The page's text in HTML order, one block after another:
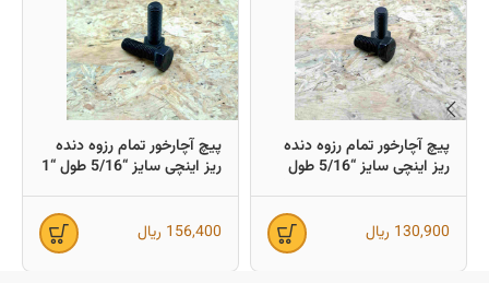
پیچ آچارخور تمام رزوه دنده
ریز اینچی سایز “5/16 طول
130,900 ریال
پیچ آچارخور تمام رزوه دنده
ریز اینچی سایز “5/16 طول “1
156,400 ریال